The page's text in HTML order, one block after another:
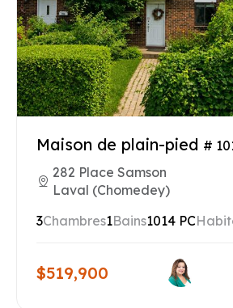
Maison de plain-pied #
282 Place Samson
Laval (Chomedey)
3Chambres1Bains1014 PC
$519,900